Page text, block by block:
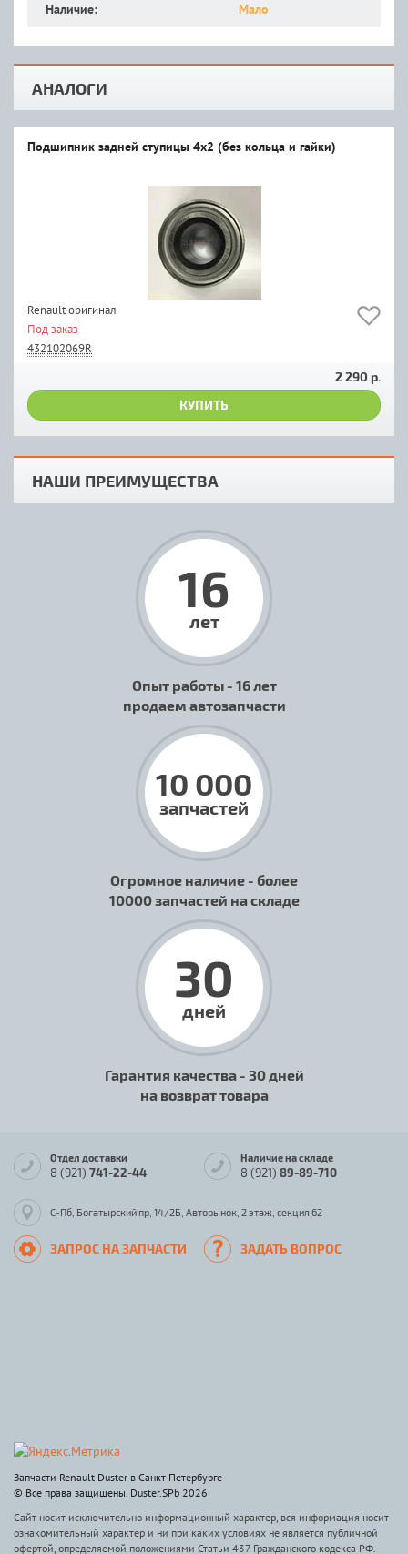
Наличие: Мало
АНАЛОГИ
Подшипник задней ступицы 4x2 (без кольца и гайки)
Renault оригинал
Под заказ
432102069R
2 290 р.
КУПИТЬ
НАШИ ПРЕИМУЩЕСТВА
16
лет
Опыт работы - 16 лет
продаем автозапчасти
10 000
запчастей
Огромное наличие - более
10000 запчастей на складе
30
дней
Гарантия качества - 30 дней
на возврат товара
Отдел доставки
8 (921) 741-22-44
Наличие на складе
8 (921) 89-89-710
С-Пб, Богатырский пр, 14/2Б, Авторынок, 2 этаж, секция 62
ЗАПРОС НА ЗАПЧАСТИ ЗАДАТЬ ВОПРОС
Запчасти Renault Duster в Санкт-Петербурге
© Все права защищены. Duster.SPb 2026
Сайт носит исключительно информационный характер, вся информация носит
ознакомительный характер и ни при каких условиях не является публичной
офертой, определяемой положениями Статьи 437 Гражданского кодекса РФ.